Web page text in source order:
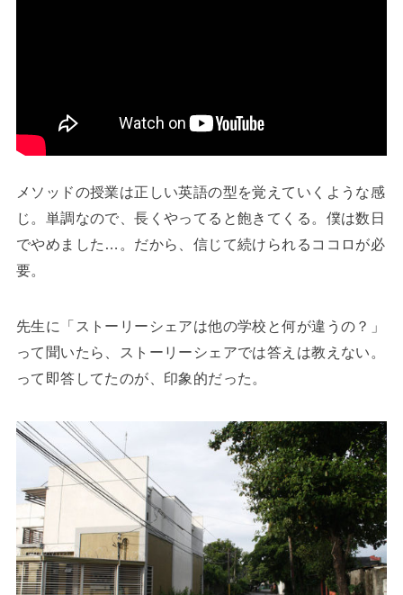
メソッドの授業は正しい英語の型を覚えていくような感
じ。単調なので、長くやってると飽きてくる。僕は数日
でやめました…。だから、信じて続けられるココロが必
要。
先生に「ストーリーシェアは他の学校と何が違うの？」
って聞いたら、ストーリーシェアでは答えは教えない。
って即答してたのが、印象的だった。